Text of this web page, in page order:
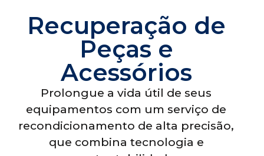
Recuperação de
Peças e
Acessórios
Prolongue a vida útil de seus
equipamentos com um serviço de
recondicionamento de alta precisão,
que combina tecnologia e